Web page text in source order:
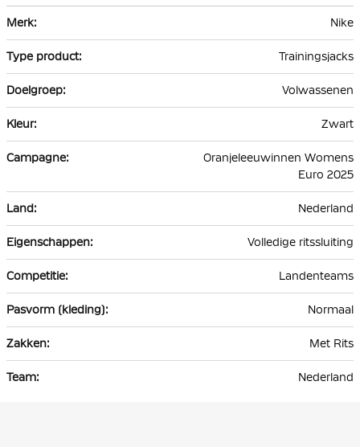
informatie
Nike
Trainingsjacks
Volwassenen
Zwart
Oranjeleeuwinnen Womens
Euro 2025
Nederland
Volledige ritssluiting
Landenteams
Normaal
Met Rits
Nederland